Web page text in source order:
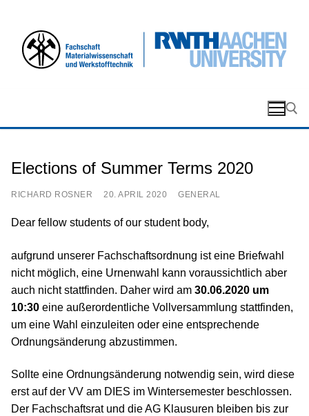
springen
Search ...
Elections of Summer Terms 2020
RICHARD ROSNER 20. APRIL 2020 GENERAL
Dear fellow students of our student body,
aufgrund unserer Fachschaftsordnung ist eine Briefwahl
nicht möglich, eine Urnenwahl kann voraussichtlich aber
auch nicht stattfinden. Daher wird am 30.06.2020 um
10:30 eine außerordentliche Vollversammlung stattfinden,
um eine Wahl einzuleiten oder eine entsprechende
Ordnungsänderung abzustimmen.
Sollte eine Ordnungsänderung notwendig sein, wird diese
erst auf der VV am DIES im Wintersemester beschlossen.
Der Fachschaftsrat und die AG Klausuren bleiben bis zur